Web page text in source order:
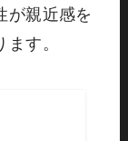
が親近感を
す。